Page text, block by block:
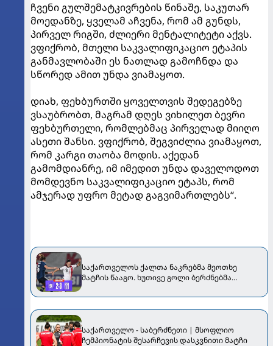
ჩვენი გულშემატკივრების წინაშე, საკუთარ
მოედანზე, ყველამ აჩვენა, რომ ამ გუნდს,
პირველ რიგში, ძლიერი მენტალიტეტი აქვს.
ვფიქრობ, მთელი საკვალიფიკაციო ეტაპის
განმავლობაში ეს ნათლად გამოჩნდა და
სწორედ ამით უნდა ვიამაყოთ.
დიახ, ფეხბურთში ყოველთვის შედეგებზე
ვსაუბრობთ, მაგრამ დღეს ვიხილეთ ბევრი
ფეხბურთელი, რომლებმაც პირველად მიიღო
ასეთი შანსი. ვფიქრობ, შეგვიძლია ვიამაყოთ,
რომ კარგი თაობა მოდის. აქედან
გამომდიანრე, იმ იმედით უნდა დაველოდოთ
მომდევნო საკვალიფიკაციო ეტაპს, რომ
ამჯერად უფრო მეტად გაგვიმართლებს“.
საქართველოს ქალთა ნაკრებმა მეოთხე
მატჩის წააგო. ხუთივე გოლი ბერძნებმა
საქართველო - საბერძნეთი | მსოფლიო
ჩემპიონატის შესარჩევის დასკვნითი მატჩი